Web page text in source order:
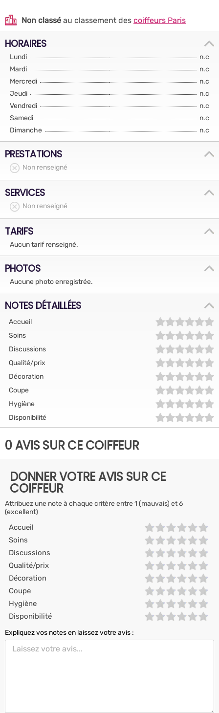
Non classé au classement des coiffeurs Paris
HORAIRES
Lundi
n.c
Mardi
n.c
Mercredi
n.c
Jeudi
n.c
Vendredi
n.c
Samedi
n.c
Dimanche
n.c
PRESTATIONS
Non renseigné
SERVICES
Non renseigné
TARIFS
Aucun tarif renseigné.
PHOTOS
Aucune photo enregistrée.
NOTES DÉTAILLÉES
Accueil
Soins
Discussions
Qualité/prix
Décoration
Coupe
Hygiène
Disponibilité
0 AVIS SUR CE COIFFEUR
DONNER VOTRE AVIS SUR CE
COIFFEUR
Attribuez une note à chaque critère entre 1 (mauvais) et 6
(excellent)
Accueil
Soins
Discussions
Qualité/prix
Décoration
Coupe
Hygiène
Disponibilité
Expliquez vos notes en laissez votre avis :